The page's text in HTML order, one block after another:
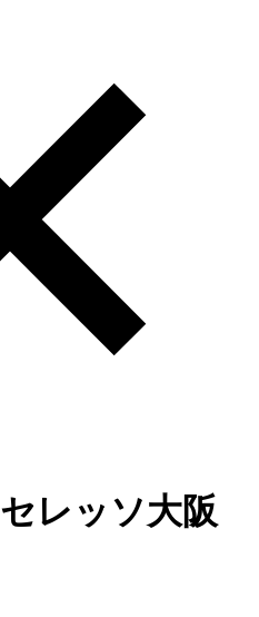
セレッソ大阪